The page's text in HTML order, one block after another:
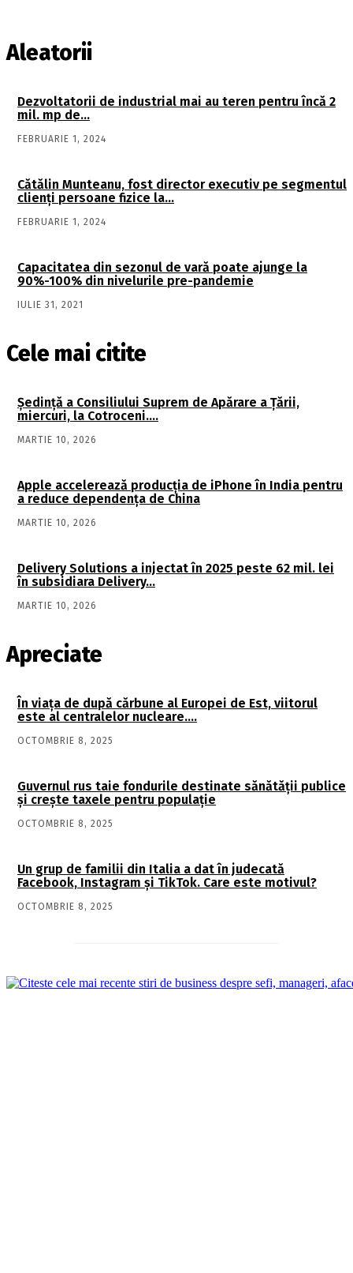
Aleatorii
Dezvoltatorii de industrial mai au teren pentru încă 2
mil. mp de…
FEBRUARIE 1, 2024
Cătălin Munteanu, fost director executiv pe segmentul
clienţi persoane fizice la…
FEBRUARIE 1, 2024
Capacitatea din sezonul de vară poate ajunge la
90%-100% din nivelurile pre-pandemie
IULIE 31, 2021
Cele mai citite
Şedinţă a Consiliului Suprem de Apărare a Ţării,
miercuri, la Cotroceni….
MARTIE 10, 2026
Apple accelerează producția de iPhone în India pentru
a reduce dependența de China
MARTIE 10, 2026
Delivery Solutions a injectat în 2025 peste 62 mil. lei
în subsidiara Delivery…
MARTIE 10, 2026
Apreciate
În viaţa de după cărbune al Europei de Est, viitorul
este al centralelor nucleare….
OCTOMBRIE 8, 2025
Guvernul rus taie fondurile destinate sănătății publice
și crește taxele pentru populație
OCTOMBRIE 8, 2025
Un grup de familii din Italia a dat în judecată
Facebook, Instagram și TikTok. Care este motivul?
OCTOMBRIE 8, 2025